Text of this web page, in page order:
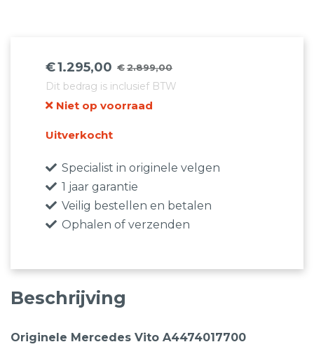
€2.899,00
Oorspronkelijke
prijs
was:
€2.899,00.
€1.295,00
Huidige
prijs
is:
€1.295,00.
Dit bedrag is inclusief BTW
Niet op voorraad
Uitverkocht
Specialist in originele velgen
1 jaar garantie
Veilig bestellen en betalen
Ophalen of verzenden
Beschrijving
Originele Mercedes Vito A4474017700